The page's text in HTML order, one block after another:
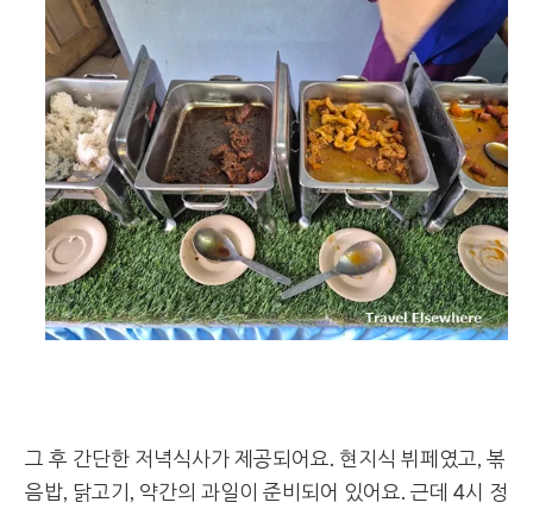
그 후 간단한 저녁식사가 제공되어요. 현지식 뷔페였고, 볶
음밥, 닭고기, 약간의 과일이 준비되어 있어요. 근데 4시 정